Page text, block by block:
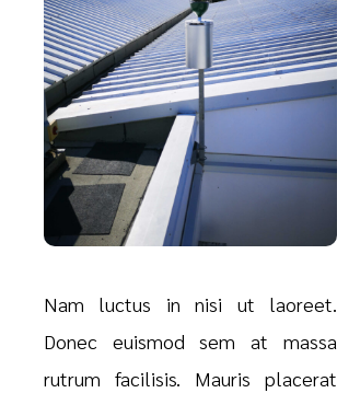
Nam luctus in nisi ut laoreet.
Donec euismod sem at massa
rutrum facilisis. Mauris placerat